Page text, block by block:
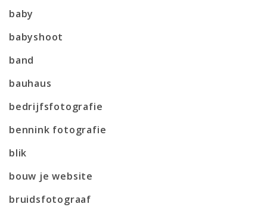
baby
babyshoot
band
bauhaus
bedrijfsfotografie
bennink fotografie
blik
bouw je website
bruidsfotograaf